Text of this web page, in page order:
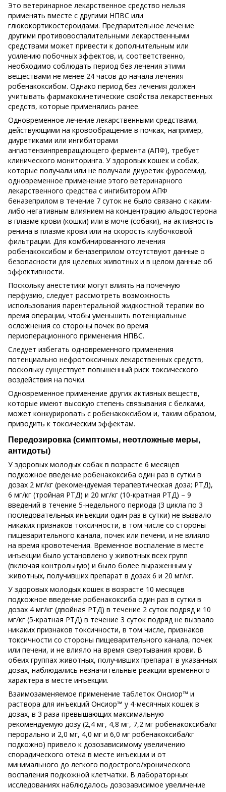
Это ветеринарное лекарственное средство нельзя
применять вместе с другими НПВС или
глюкокортикостероидами. Предварительное лечение
другими противовоспалительными лекарственными
средствами может привести к дополнительным или
усилению побочных эффектов, и, соответственно,
необходимо соблюдать период без лечения этими
веществами не менее 24 часов до начала лечения
робенакоксибом. Однако период без лечения должен
учитывать фармакокинетические свойства лекарственных
средств, которые применялись ранее.
Одновременное лечение лекарственными средствами,
действующими на кровообращение в почках, например,
диуретиками или ингибиторами
ангиотензинпревращающего фермента (АПФ), требует
клинического мониторинга. У здоровых кошек и собак,
которые получали или не получали диуретик фуросемид,
одновременное применение этого ветеринарного
лекарственного средства с ингибитором АПФ
беназеприлом в течение 7 суток не было связано с каким-
либо негативным влиянием на концентрацию альдостерона
в плазме крови (кошки) или в моче (собаки), на активность
ренина в плазме крови или на скорость клубочковой
фильтрации. Для комбинированного лечения
робенакоксибом и беназеприлом отсутствуют данные о
безопасности для целевых животных и в целом данные об
эффективности.
Поскольку анестетики могут влиять на почечную
перфузию, следует рассмотреть возможность
использования парентеральной жидкостной терапии во
время операции, чтобы уменьшить потенциальные
осложнения со стороны почек во время
периоперационного применения НПВС.
Следует избегать одновременного применения
потенциально нефротоксичных лекарственных средств,
поскольку существует повышенный риск токсического
воздействия на почки.
Одновременное применение других активных веществ,
которые имеют высокую степень связывания с белками,
может конкурировать с робенакоксибом и, таким образом,
приводить к токсическим эффектам.
Передозировка (симптомы, неотложные меры,
антидоты)
У здоровых молодых собак в возрасте 6 месяцев
подкожное введение робенакоксиба один раз в сутки в
дозах 2 мг/кг (рекомендуемая терапевтическая доза; РТД),
6 мг/кг (тройная РТД) и 20 мг/кг (10-кратная РТД) – 9
введений в течение 5-недельного периода (3 цикла по 3
последовательных инъекции один раз в сутки) не вызвало
никаких признаков токсичности, в том числе со стороны
пищеварительного канала, почек или печени, и не влияло
на время кровотечения. Временное воспаление в месте
инъекции было установлено у животных всех групп
(включая контрольную) и было более выраженным у
животных, получивших препарат в дозах 6 и 20 мг/кг.
У здоровых молодых кошек в возрасте 10 месяцев
подкожное введение робенакоксиба один раз в сутки в
дозах 4 мг/кг (двойная РТД) в течение 2 суток подряд и 10
мг/кг (5-кратная РТД) в течение 3 суток подряд не вызвало
никаких признаков токсичности, в том числе, признаков
токсичности со стороны пищеварительного канала, почек
или печени, и не влияло на время свертывания крови. В
обеих группах животных, получивших препарат в указанных
дозах, наблюдались незначительные реакции временного
характера в месте инъекции.
Взаимозаменяемое применение таблеток Онсиор™ и
раствора для инъекций Онсиор™ у 4-месячных кошек в
дозах, в 3 раза превышающих максимальную
рекомендуемую дозу (2,4 мг, 4,8 мг, 7,2 мг робенакоксиба/кг
перорально и 2,0 мг, 4,0 мг и 6,0 мг робенакоксиба/кг
подкожно) привело к дозозависимому увеличению
спорадического отека в месте инъекции и от
минимального до легкого подострого/хронического
воспаления подкожной клетчатки. В лабораторных
исследованиях наблюдалось дозозависимое увеличение